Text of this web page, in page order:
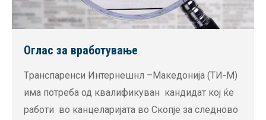
Оглас за вработување
Tранспаренси Интернешнл –Македонија (TИ-М)
има потреба од квалификуван кандидат кој ќе
работи во канцеларијата во Скопје за следново